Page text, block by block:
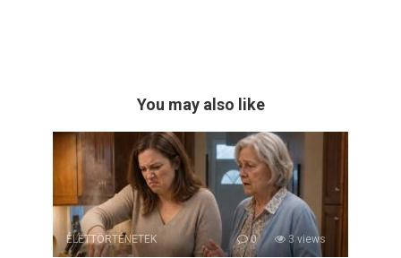
You may also like
ÉLETTÖRTÉNETEK 0 3 views